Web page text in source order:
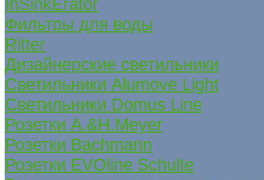
Фильтры для воды
Ritter
Дизайнерские светильники
Светильники Alumove Light
Светильники Domus Line
Розетки A.&H.Meyer
Розетки Bachmann
Розетки EVOline Schulte